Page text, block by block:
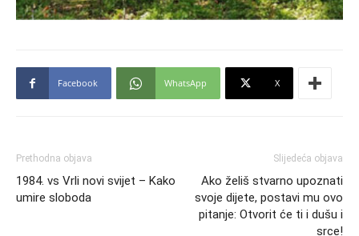
Facebook WhatsApp X
Prethodna objava
1984. vs Vrli novi svijet – Kako
umire sloboda
Slijedeća objava
Ako želiš stvarno upoznati
svoje dijete, postavi mu ovo
pitanje: Otvorit će ti i dušu i
srce!